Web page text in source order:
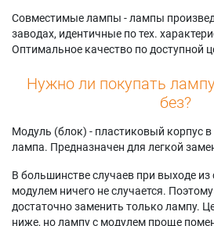
Совместимые лампы - лампы
заводах, идентичные по тех.
Оптимальное качество по доступной
Нужно ли покупать
без?
Модуль (блок) - пластиковый корпус
лампа. Предназначен для легкой
В большинстве случаев при выходе
модулем ничего не случается.
достаточно заменить только лампу.
ниже, но лампу с модулем проще